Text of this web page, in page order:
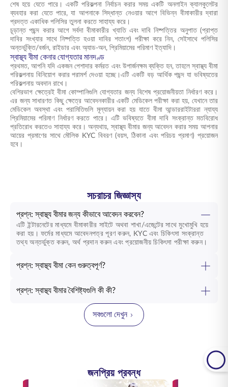
শেষ হয়ে যেতে পারে। একটি পরিকল্পনা নির্বাচন করার সময় একটি অনলাইন ক্যালকুলেটর
ব্যবহার করা যেতে পারে, যা আপনাকে সিদ্ধান্ত নেওয়ার আগে বিভিন্ন বীমাকারীর দ্বারা
প্রদত্ত একাধিক পলিসির তুলনা করতে সাহায্য করে।
চূড়ান্ত পছন্দ করার আগে সর্বদা বীমাকারীর খ্যাতি এবং দাবি নিষ্পত্তির অনুপাত (প্রাপ্ত
দাবির সংখ্যার সাথে নিষ্পত্তি হওয়া দাবির শতাংশ) পরীক্ষা করে নিন, সেইসাথে পলিসির
অন্তর্ভুক্তি/বর্জন, রাইডার এবং অ্যাড-অন, প্রিমিয়ামের পরিমাণ ইত্যাদি।
স্বাস্থ্য বীমা কেনার যোগ্যতার মানদণ্ড
প্রথমত, আপনি যদি একজন পেশাদার কর্মরত এবং উপার্জনক্ষম ব্যক্তি হন, তাহলে স্বাস্থ্য বীমা
পরিকল্পনায় বিনিয়োগ করার পরামর্শ দেওয়া হচ্ছে।এটি একটি বড় আর্থিক পছন্দ যা ভবিষ্যতের
পরিকল্পনায় অবদান রাখে।
বেশিরভাগ ক্ষেত্রেই বীমা কোম্পানিগুলি যোগ্যতার জন্য বিশেষ প্রয়োজনীয়তা নির্ধারণ করে।
এর জন্য সাধারণত কিছু ক্ষেত্রে আবেদনকারীর একটি মেডিকেল পরীক্ষা করা হয়, যেখানে তার
মেডিকেল অবস্থা এবং পরামিতিগুলি মূল্যায়ন করা হয় যাতে বীমা আন্ডাররাইটাররা ন্যায্য
প্রিমিয়ামের পরিমাণ নির্ধারণ করতে পারে। এটি ভবিষ্যতে বীমা দাবি সংক্রান্ত মতবিরোধ
প্রতিরোধ করতেও সাহায্য করে। অন্যথায়, স্বাস্থ্য বীমার জন্য আবেদন করার সময় আপনার
আয়ের প্রমাণের সাথে মৌলিক KYC বিবরণ (বয়স, ঠিকানা এবং পরিচয় প্রমাণ) প্রয়োজন
হবে।
সচরাচর জিজ্ঞাস্য
প্রশ্ন: স্বাস্থ্য বীমার জন্য কীভাবে আবেদন করবেন?
এটি ইন্টারনেটের মাধ্যমে বীমাকারীর সাইটে অথবা শাখা/এজেন্টের সাথে মুখোমুখি হয়ে
করা হয়। ফর্মের মাধ্যমে আবেদনপত্র পূরণ করুন, KYC এবং চিকিৎসা সংক্রান্ত
তথ্য অন্তর্ভুক্ত করুন, অর্থ প্রদান করুন এবং প্রয়োজনীয় চিকিৎসা পরীক্ষা করুন।
প্রশ্ন: স্বাস্থ্য বীমা কেন গুরুত্বপূর্ণ?
প্রশ্ন: স্বাস্থ্য বীমার বৈশিষ্ট্যগুলি কী কী?
সবগুলো দেখুন
জনপ্রিয় প্রবন্ধ